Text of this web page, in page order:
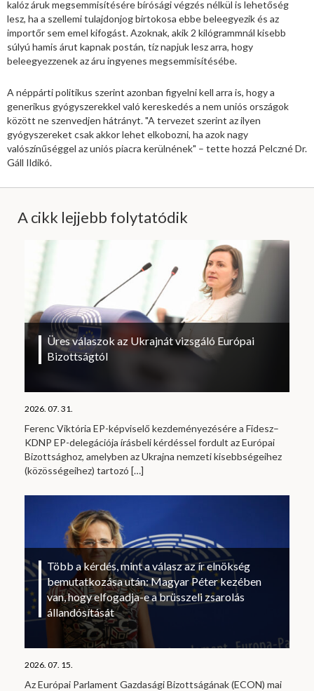
kalóz áruk megsemmisítésére bírósági végzés nélkül is lehetőség
lesz, ha a szellemi tulajdonjog birtokosa ebbe beleegyezik és az
importőr sem emel kifogást. Azoknak, akik 2 kilógrammnál kisebb
súlyú hamis árut kapnak postán, tíz napjuk lesz arra, hogy
beleegyezzenek az áru ingyenes megsemmisítésébe.
A néppárti politikus szerint azonban figyelni kell arra is, hogy a
generikus gyógyszerekkel való kereskedés a nem uniós országok
között ne szenvedjen hátrányt. "A tervezet szerint az ilyen
gyógyszereket csak akkor lehet elkobozni, ha azok nagy
valószínűséggel az uniós piacra kerülnének" – tette hozzá Pelczné Dr.
Gáll Ildikó.
A cikk lejjebb folytatódik
Üres válaszok az Ukrajnát vizsgáló Európai
Bizottságtól
2026. 07. 31.
Ferenc Viktória EP-képviselő kezdeményezésére a Fidesz–
KDNP EP-delegációja írásbeli kérdéssel fordult az Európai
Bizottsághoz, amelyben az Ukrajna nemzeti kisebbségeihez
(közösségeihez) tartozó […]
Több a kérdés, mint a válasz az ír elnökség
bemutatkozása után: Magyar Péter kezében
van, hogy elfogadja-e a brüsszeli zsarolás
állandósítását
2026. 07. 15.
Az Európai Parlament Gazdasági Bizottságának (ECON) mai